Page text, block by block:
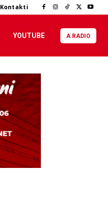
Kontakti
YOUTUBE A RADIO